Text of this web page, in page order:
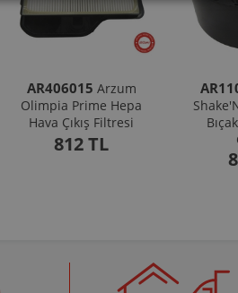
AR406015 Arzum
Olimpia Prime Hepa
Hava Çıkış Filtresi
812 TL